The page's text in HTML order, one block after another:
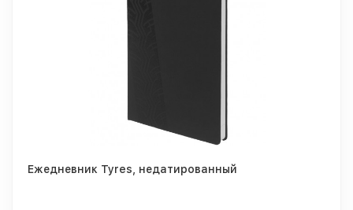
Ежедневник Tyres, недатированный